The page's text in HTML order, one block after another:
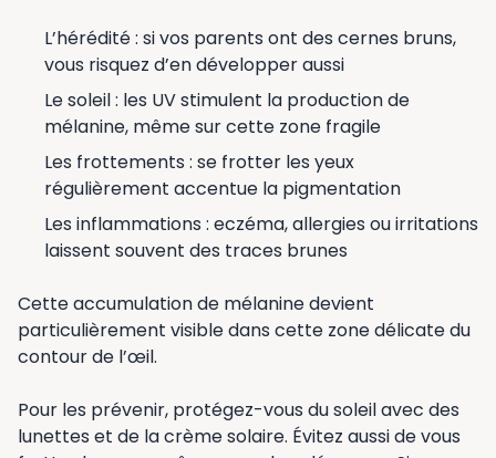
L’hérédité : si vos parents ont des cernes bruns,
vous risquez d’en développer aussi
Le soleil : les UV stimulent la production de
mélanine, même sur cette zone fragile
Les frottements : se frotter les yeux
régulièrement accentue la pigmentation
Les inflammations : eczéma, allergies ou irritations
laissent souvent des traces brunes
Cette accumulation de mélanine devient
particulièrement visible dans cette zone délicate du
contour de l’œil.
Pour les prévenir, protégez-vous du soleil avec des
lunettes et de la crème solaire. Évitez aussi de vous